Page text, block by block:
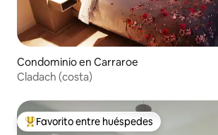
Condominio en Carraroe
Cladach (costa)
De los mejores en Favorito entre huéspedes
Favorito entre huéspedes